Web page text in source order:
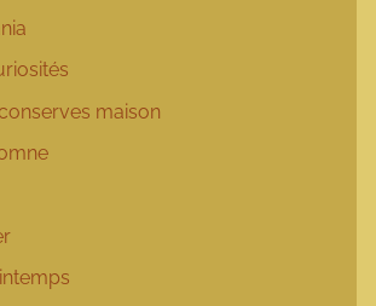
maison